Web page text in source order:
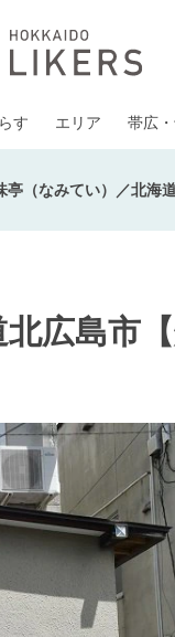
す エリア 帯広
亭（なみてい）／北海
広島市